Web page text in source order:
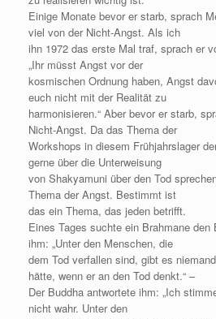
Einige Monate bevor er starb, sprach
viel von der Nicht-Angst. Als ich
ihn 1972 das erste Mal traf, sprach er
„Ihr müsst Angst vor der
kosmischen Ordnung haben, Angst
euch nicht mit der Realität zu
harmonisieren.“ Aber bevor er starb,
Nicht-Angst. Da das Thema der
Workshops in diesem Frühjahrslager
gerne über die Unterweisung
von Shakyamuni über den Tod
Thema der Angst. Bestimmt ist
das ein Thema, das jeden betrifft.
Eines Tages suchte ein Brahmane
ihm: „Unter den Menschen, die
dem Tod verfallen sind, gibt es
hätte, wenn er an den Tod denkt.“ –
Der Buddha antwortete ihm: „Ich
nicht wahr. Unter den